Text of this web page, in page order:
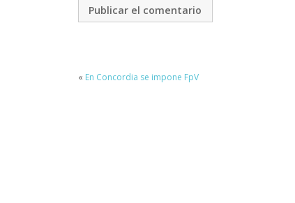
« En Concordia se impone FpV